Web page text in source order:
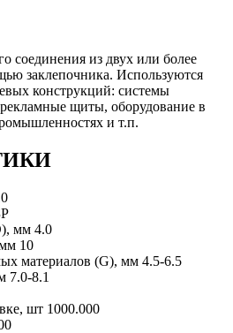
соединения из двух или более
заклепочника. Используются
конструкций: системы
щиты, оборудование в
и т.п.
мм 4.0
10
материалов (G), мм 4.5-6.5
7.0-8.1
шт 1000.000